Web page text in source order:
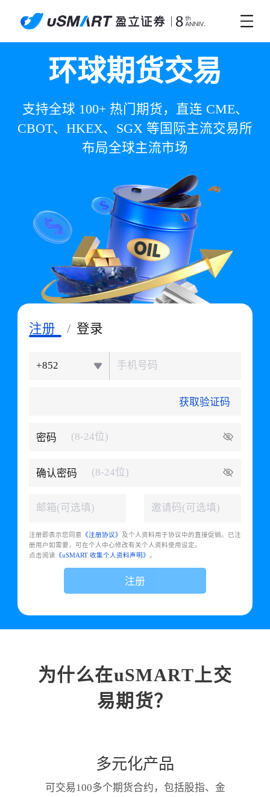
环球期货交易
支持全球 100+ 热门期货，直连 CME、
CBOT、HKEX、SGX 等国际主流交易所
布局全球主流市场
注册 / 登录
+852
获取验证码
密码
确认密码
注册即表示您同意 《注册协议》
及个人资料用于协议中的直接促销。已注
册用户如需要，可在个人中心修改有关个人资料使用设定。
点击阅读 《uSMART 收集个人资料声明》 。
注册
为什么在uSMART上交
易期货？
多元化产品
可交易100多个期货合约，包括股指、金